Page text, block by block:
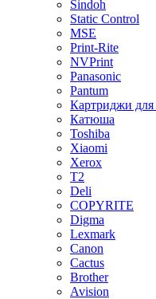
Sindoh
Static Control
MSE
Print-Rite
NVPrint
Panasonic
Pantum
Картриджи
Катюша
Toshiba
Xiaomi
Xerox
T2
Deli
COPYRITE
Digma
Lexmark
Canon
Cactus
Brother
Avision